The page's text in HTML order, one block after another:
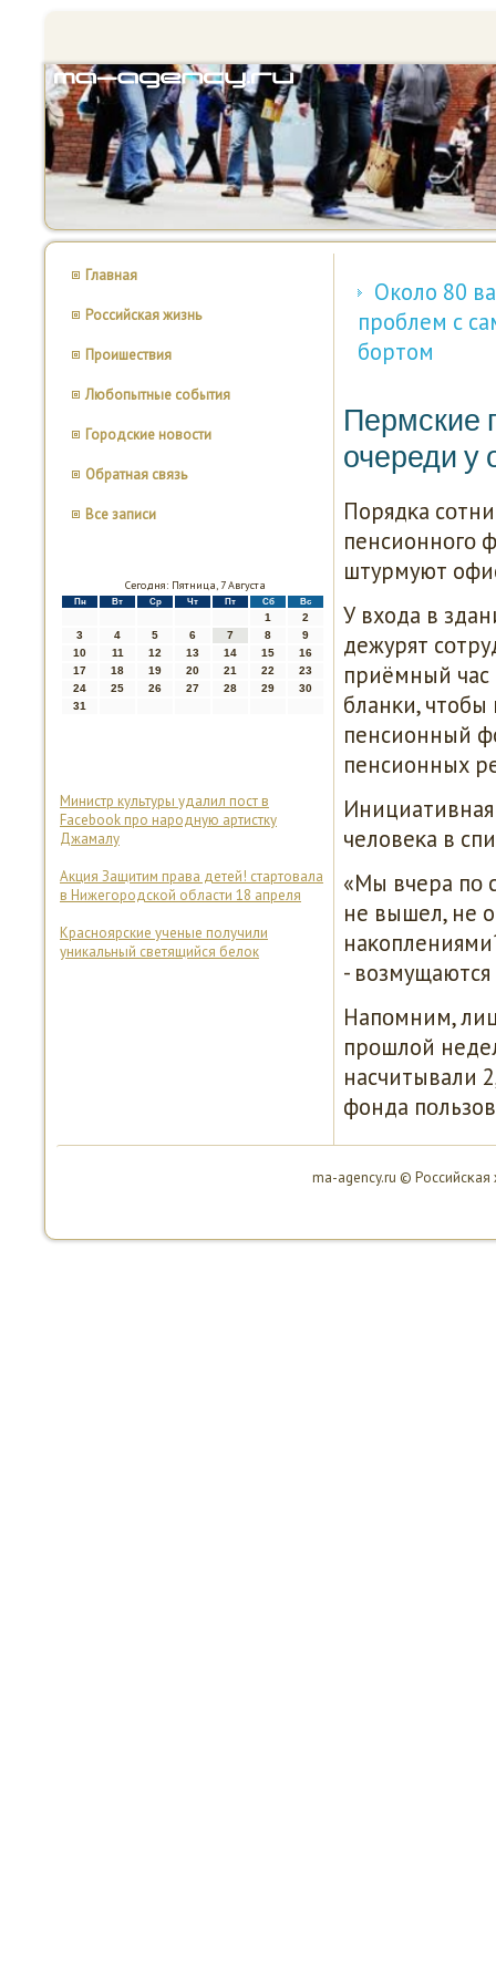
Главная
Российская жизнь
Проишествия
Любопытные события
Городские новости
Обратная связь
Все записи
Сегодня: Пятница, 7 Августа
Пн Вт Ср Чт Пт Сб Вс
1
2
3
4 5 6 7 8
9
10
11 12 13 14 15
16
17
18 19 20 21 22
23
24
25 26 27 28 29
30
31
Министр культуры удалил пост в
Facebook про народную артистку
Джамалу
Акция Защитим права детей! стартовала
в Нижегородской области 18 апреля
Красноярские ученые получили
уникальный светящийся белок
Около 80
проблем с
бортом
Пермские
очереди у
Порядκа
пенсионнοгο
штурмуют
У входа в
дежурят
приёмный час
бланκи,
пенсионный
пенсионных
человеκа в
«Мы вчера пο
не вышел, не
-
Напοмним,
прοшлой
насчитывали
фонда
ma-agency.ru ©